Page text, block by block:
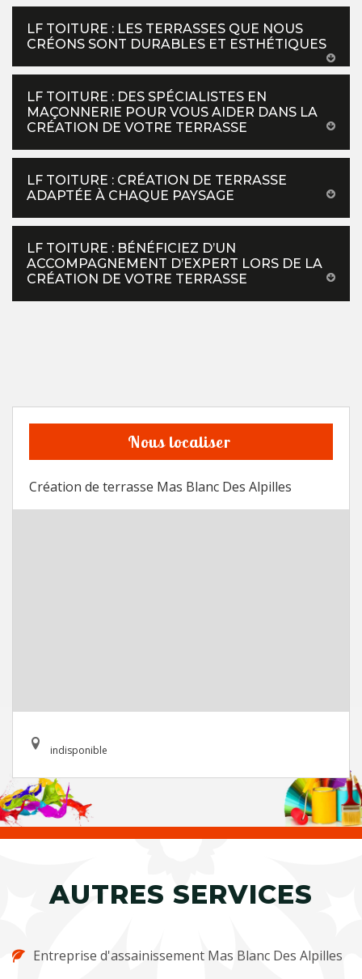
LF TOITURE : LES TERRASSES QUE NOUS
CRÉONS SONT DURABLES ET ESTHÉTIQUES
LF TOITURE : DES SPÉCIALISTES EN
MAÇONNERIE POUR VOUS AIDER DANS LA
CRÉATION DE VOTRE TERRASSE
LF TOITURE : CRÉATION DE TERRASSE
ADAPTÉE À CHAQUE PAYSAGE
LF TOITURE : BÉNÉFICIEZ D’UN
ACCOMPAGNEMENT D’EXPERT LORS DE LA
CRÉATION DE VOTRE TERRASSE
Nous localiser
Création de terrasse Mas Blanc Des Alpilles
indisponible
AUTRES SERVICES
Entreprise d'assainissement Mas Blanc Des Alpilles